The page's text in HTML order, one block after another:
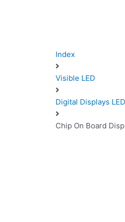
Index
Visible LED
Digital Displays LED
Chip On Board